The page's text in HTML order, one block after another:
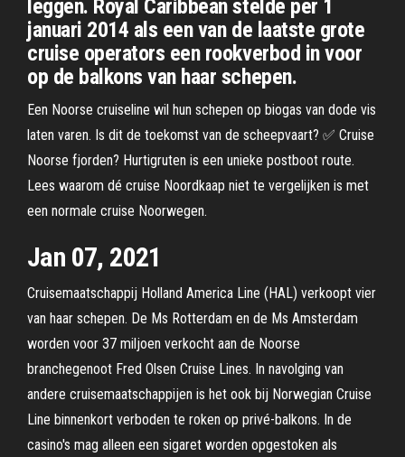
leggen. Royal Caribbean stelde per 1
januari 2014 als een van de laatste grote
cruise operators een rookverbod in voor
op de balkons van haar schepen.
Een Noorse cruiseline wil hun schepen op biogas van dode vis
laten varen. Is dit de toekomst van de scheepvaart? ✅ Cruise
Noorse fjorden? Hurtigruten is een unieke postboot route.
Lees waarom dé cruise Noordkaap niet te vergelijken is met
een normale cruise Noorwegen.
Jan 07, 2021
Cruisemaatschappij Holland America Line (HAL) verkoopt vier
van haar schepen. De Ms Rotterdam en de Ms Amsterdam
worden voor 37 miljoen verkocht aan de Noorse
branchegenoot Fred Olsen Cruise Lines. In navolging van
andere cruisemaatschappijen is het ook bij Norwegian Cruise
Line binnenkort verboden te roken op privé-balkons. In de
casino's mag alleen een sigaret worden opgestoken als